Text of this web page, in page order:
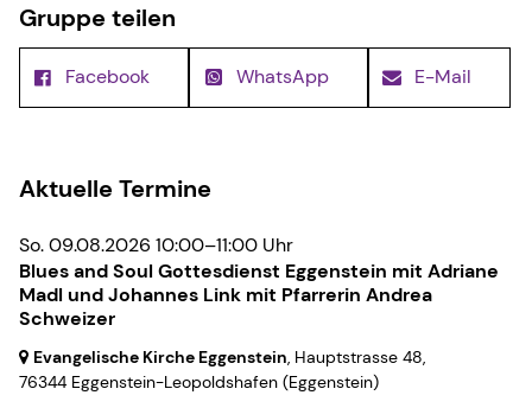
Gruppe teilen
Facebook WhatsApp E-Mail
Aktuelle Termine
So. 09.08.2026 10:00–11:00 Uhr
Blues and Soul Gottesdienst Eggenstein mit Adriane
Madl und Johannes Link mit Pfarrerin Andrea
Schweizer
Evangelische Kirche Eggenstein, Hauptstrasse 48,
76344 Eggenstein-Leopoldshafen (Eggenstein)